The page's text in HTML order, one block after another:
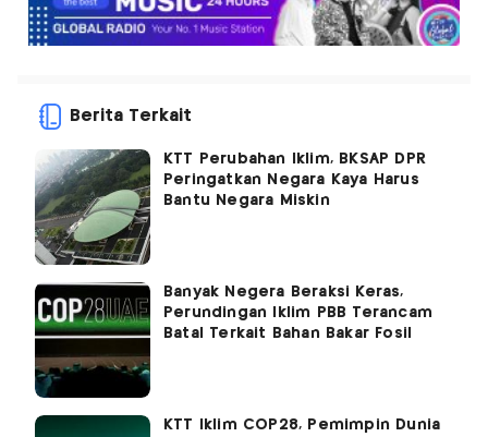
Berita Terkait
KTT Perubahan Iklim, BKSAP DPR
Peringatkan Negara Kaya Harus
Bantu Negara Miskin
Banyak Negera Beraksi Keras,
Perundingan Iklim PBB Terancam
Batal Terkait Bahan Bakar Fosil
KTT Iklim COP28, Pemimpin Dunia